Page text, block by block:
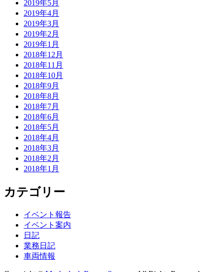
2019年5月
2019年4月
2019年3月
2019年2月
2019年1月
2018年12月
2018年11月
2018年10月
2018年9月
2018年8月
2018年7月
2018年6月
2018年5月
2018年4月
2018年3月
2018年2月
2018年1月
カテゴリー
イベント報告
イベント案内
日記
業務日記
車両情報